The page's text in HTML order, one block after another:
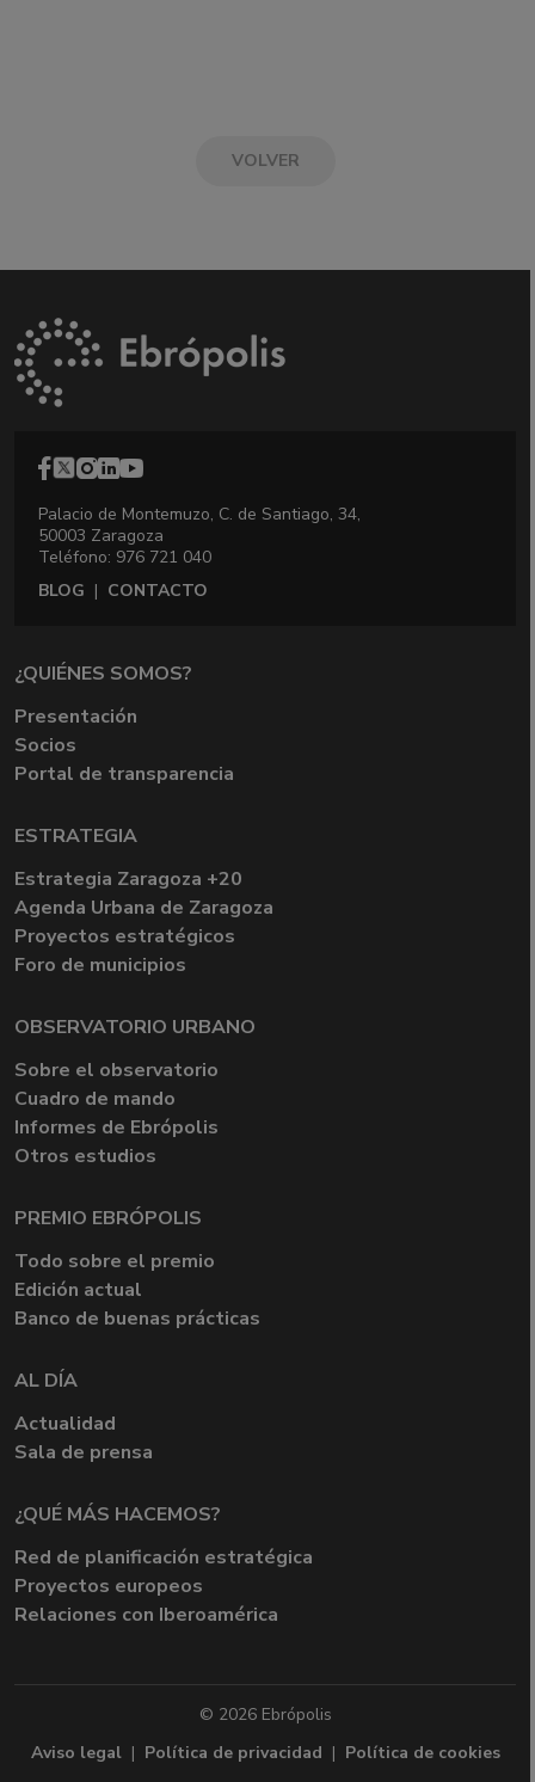
VOLVER
Palacio de Montemuzo, C. de Santiago, 34,
50003 Zaragoza
Teléfono: 976 721 040
BLOG | CONTACTO
¿QUIÉNES SOMOS?
Presentación
Socios
Portal de transparencia
ESTRATEGIA
Estrategia Zaragoza +20
Agenda Urbana de Zaragoza
Proyectos estratégicos
Foro de municipios
OBSERVATORIO URBANO
Sobre el observatorio
Cuadro de mando
Informes de Ebrópolis
Otros estudios
PREMIO EBRÓPOLIS
Todo sobre el premio
Edición actual
Banco de buenas prácticas
AL DÍA
Actualidad
Sala de prensa
¿QUÉ MÁS HACEMOS?
Red de planificación estratégica
Proyectos europeos
Relaciones con Iberoamérica
© 2026 Ebrópolis
Aviso legal| Política de privacidad | Política de cookies